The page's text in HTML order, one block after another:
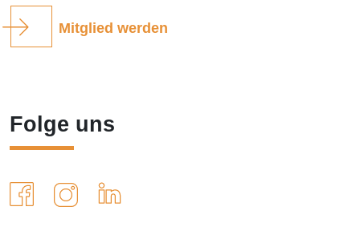
Mitglied werden
Folge uns